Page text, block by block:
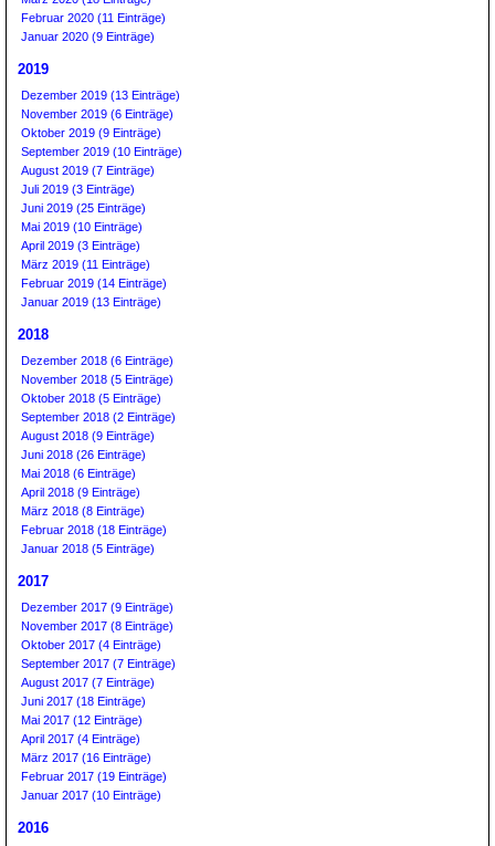
Februar 2020 (11 Einträge)
Januar 2020 (9 Einträge)
2019
Dezember 2019 (13 Einträge)
November 2019 (6 Einträge)
Oktober 2019 (9 Einträge)
September 2019 (10 Einträge)
August 2019 (7 Einträge)
Juli 2019 (3 Einträge)
Juni 2019 (25 Einträge)
Mai 2019 (10 Einträge)
April 2019 (3 Einträge)
März 2019 (11 Einträge)
Februar 2019 (14 Einträge)
Januar 2019 (13 Einträge)
2018
Dezember 2018 (6 Einträge)
November 2018 (5 Einträge)
Oktober 2018 (5 Einträge)
September 2018 (2 Einträge)
August 2018 (9 Einträge)
Juni 2018 (26 Einträge)
Mai 2018 (6 Einträge)
April 2018 (9 Einträge)
März 2018 (8 Einträge)
Februar 2018 (18 Einträge)
Januar 2018 (5 Einträge)
2017
Dezember 2017 (9 Einträge)
November 2017 (8 Einträge)
Oktober 2017 (4 Einträge)
September 2017 (7 Einträge)
August 2017 (7 Einträge)
Juni 2017 (18 Einträge)
Mai 2017 (12 Einträge)
April 2017 (4 Einträge)
März 2017 (16 Einträge)
Februar 2017 (19 Einträge)
Januar 2017 (10 Einträge)
2016